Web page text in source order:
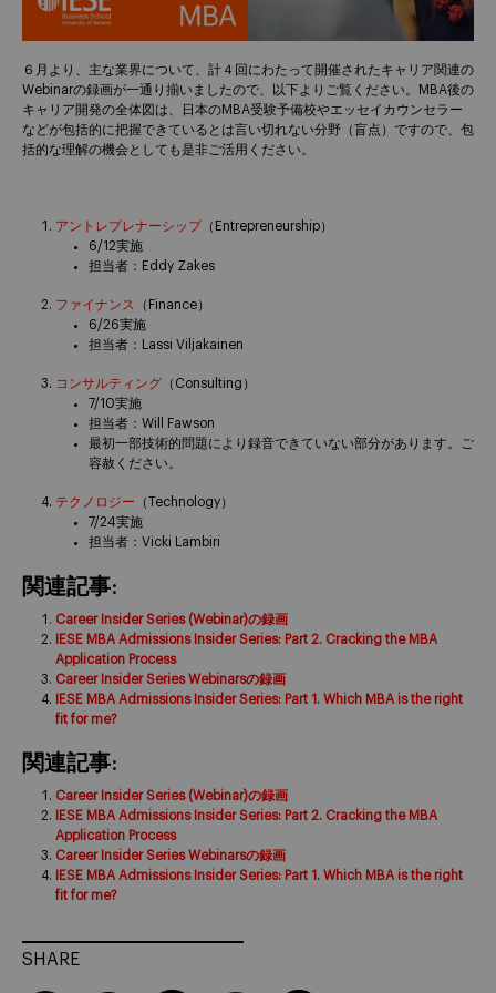
６月より、主な業界について、計４回にわたって開催されたキャリア関連の
Webinarの録画が一通り揃いましたので、以下よりご覧ください。MBA後の
キャリア開発の全体図は、日本のMBA受験予備校やエッセイカウンセラー
などが包括的に把握できているとは言い切れない分野（盲点）ですので、包
括的な理解の機会としても是非ご活用ください。
アントレプレナーシップ （Entrepreneurship）
6/12実施
担当者：Eddy Zakes
ファイナンス
（Finance）
6/26実施
担当者：Lassi Viljakainen
コンサルティング （Consulting）
7/10実施
担当者：Will Fawson
最初一部技術的問題により録音できていない部分があります。ご
容赦ください。
テクノロジー （Technology）
7/24実施
担当者：Vicki Lambiri
関連記事:
Career Insider Series (Webinar)の録画
IESE MBA Admissions Insider Series: Part 2. Cracking the MBA
Application Process
Career Insider Series Webinarsの録画
IESE MBA Admissions Insider Series: Part 1. Which MBA is the right
fit for me?
関連記事:
Career Insider Series (Webinar)の録画
IESE MBA Admissions Insider Series: Part 2. Cracking the MBA
Application Process
Career Insider Series Webinarsの録画
IESE MBA Admissions Insider Series: Part 1. Which MBA is the right
fit for me?
SHARE